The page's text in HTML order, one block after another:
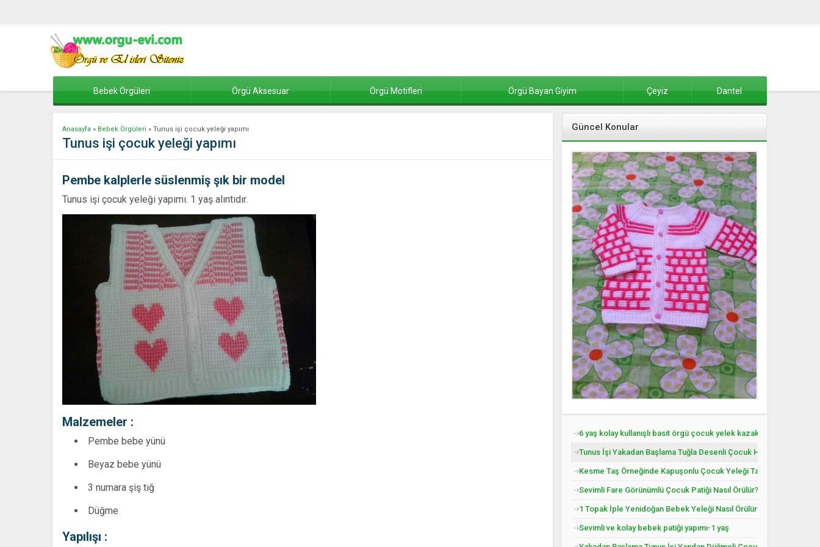
Bebek Örgüleri Örgü Aksesuar Örgü Motifleri Örgü Bayan Giyim Çeyiz Dantel
Anasayfa » Bebek Örgüleri » Tunus işi çocuk yeleği yapımı
Tunus işi çocuk yeleği yapımı
Pembe kalplerle süslenmiş şık bir model
Tunus işi çocuk yeleği yapımı. 1 yaş alıntıdır.
Malzemeler :
Pembe bebe yünü
Beyaz bebe yünü
3 numara şiş tığ
Düğme
Yapılışı :
Güncel Konular
6 yaş kolay kullanışlı basit örgü çocuk yelek kazak tarifi
Tunus İşi Yakadan Başlama Tuğla Desenli Çocuk Hırkası Tarifi.
Kesme Taş Örneğinde Kapuşonlu Çocuk Yeleği Tarifi. 3 .4 Yaş
Sevimli Fare Görünümlü Çocuk Patiği Nasıl Örülür? Yenidoğan
1 Topak İple Yenidoğan Bebek Yeleği Nasıl Örülür?
Sevimli ve kolay bebek patiği yapımı-1 yaş